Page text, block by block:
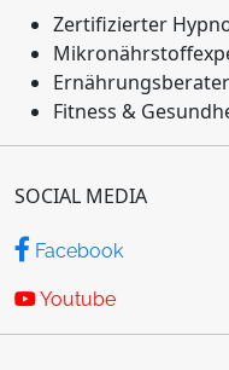
Zertifizierter
Ernährungsberater
Fitness &
SOCIAL MEDIA
Facebook
Youtube